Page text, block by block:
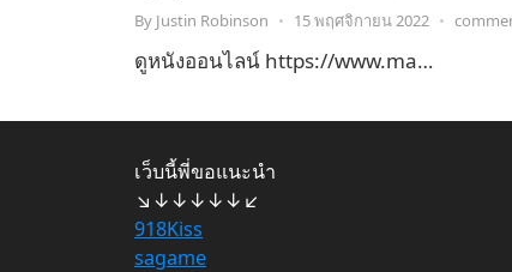
By Justin Robinson • 15 พฤศจิกายน 2022 •
ดูหนังออนไลน์ https://www.ma…
เว็บนี้พี่ขอแนะนำ
↘↓↓↓↓↓↙
918Kiss
sagame